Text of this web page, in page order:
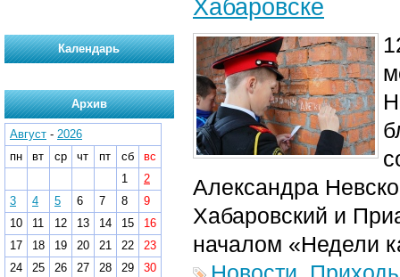
Хабаровске
Александра
Хабаровский и
началом «Недели
Календарь
Архив
Август - 2026
пн
вт ср чт пт сб
вс
1
2
3
4 5 6 7 8
9
10
11 12 13 14 15
16
17
18 19 20 21 22
23
24
25 26 27 28 29
30